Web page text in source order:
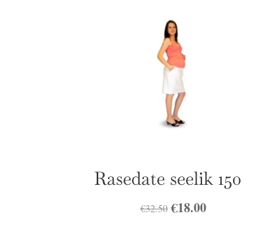
Rasedate seelik 150
€32.50 Algne
€18.00Praegune